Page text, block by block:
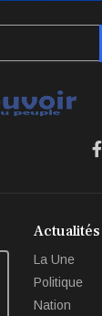
Actualités
La Une
Politique
Nation